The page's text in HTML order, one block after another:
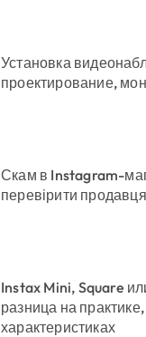
Установка
проектирование,
Скам в Instagram-
перевірити
Instax Mini, Square
разница на
характеристиках